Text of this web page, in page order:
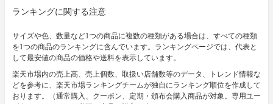
ランキングに関する注意
サイズや色、数量など1つの商品に複数の種類がある場合は、すべての種類
を1つの商品のランキングに含んでいます。ランキングページでは、代表と
して最安値の商品の価格や送料を表示しています。
楽天市場内の売上高、売上個数、取扱い店舗数等のデータ、トレンド情報な
どを参考に、楽天市場ランキングチームが独自にランキング順位を作成して
おります。（通常購入、クーポン、定期・頒布会購入商品が対象。専用ユー